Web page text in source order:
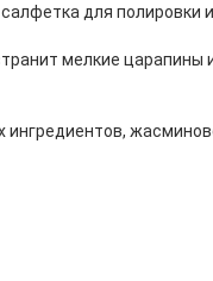
для полировки
мелкие
ингредиентов,